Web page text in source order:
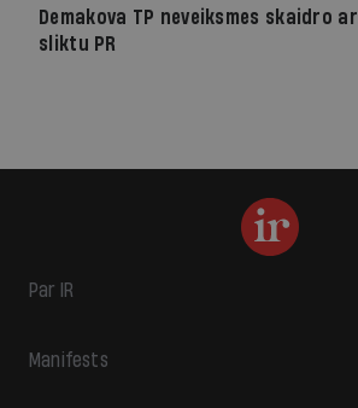
Demakova TP neveiksmes skaidro ar
sliktu PR
Par IR
Manifests